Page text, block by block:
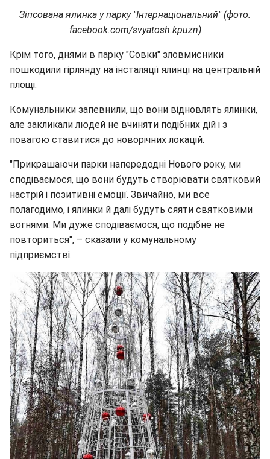
Зіпсована ялинка у парку "Інтернаціональний" (фото:
facebook.com/svyatosh.kpuzn)
Крім того, днями в парку "Совки" зловмисники
пошкодили гірлянду на інсталяції ялинці на центральній
площі.
Комунальники запевнили, що вони відновлять ялинки,
але закликали людей не вчиняти подібних дій і з
повагою ставитися до новорічних локацій.
"Прикрашаючи парки напередодні Нового року, ми
сподіваємося, що вони будуть створювати святковий
настрій і позитивні емоції. Звичайно, ми все
полагодимо, і ялинки й далі будуть сяяти святковими
вогнями. Ми дуже сподіваємося, що подібне не
повториться", – сказали у комунальному
підприємстві.